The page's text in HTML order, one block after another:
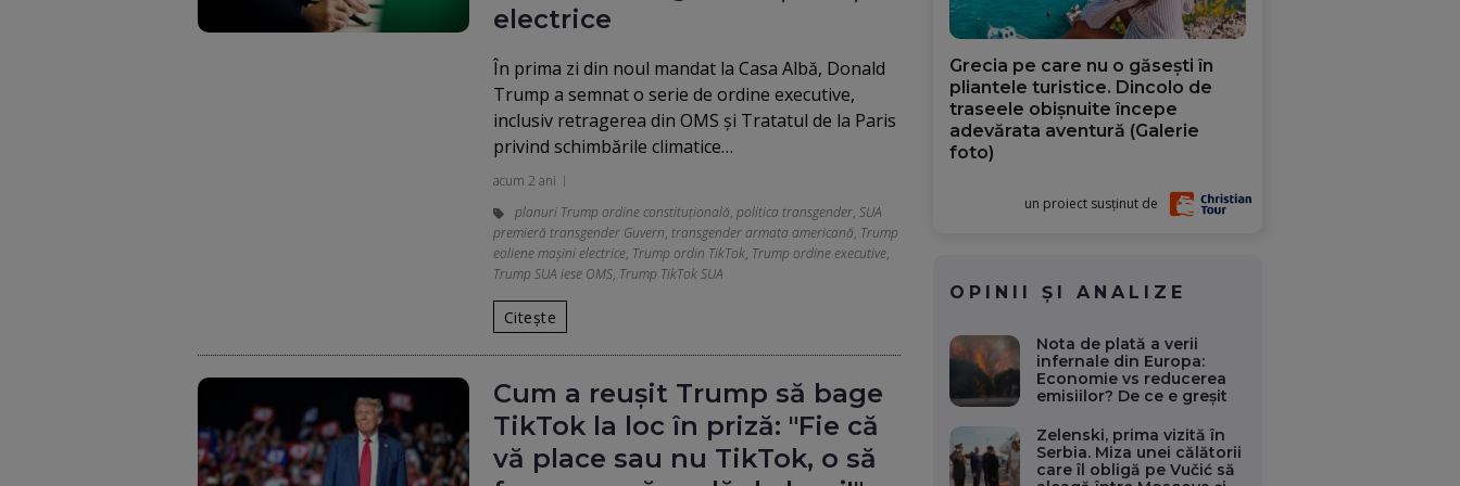
electrice
În prima zi din noul mandat la Casa Albă, Donald
Trump a semnat o serie de ordine executive,
inclusiv retragerea din OMS şi Tratatul de la Paris
privind schimbările climatice…
acum 2 ani
planuri Trump ordine constituțională, politica transgender, SUA
premieră transgender Guvern, transgender armata americană, Trump
eoliene maşini electrice, Trump ordin TikTok, Trump ordine executive,
Trump SUA iese OMS, Trump TikTok SUA
Citește
Cum a reușit Trump să bage
TikTok la loc în priză: "Fie că
vă place sau nu TikTok, o să
Grecia pe care nu o găsești în
pliantele turistice. Dincolo de
traseele obișnuite începe
adevărata aventură (Galerie
foto)
un proiect susținut de
OPINII ȘI ANALIZE
Nota de plată a verii
infernale din Europa:
Economie vs reducerea
emisiilor? De ce e greșit
Zelenski, prima vizită în
Serbia. Miza unei călătorii
care îl obligă pe Vučić să